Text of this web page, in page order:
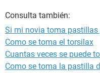
Consulta también:
Si mi novia toma pastillas
Como se toma el torsilax
Cuantas veces se puede
Como se toma la pastilla